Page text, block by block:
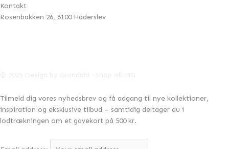
Kontakt
Rosenbakken 26, 6100 Haderslev
Tilmeld dig vores nyhedsbrev og få adgang til nye kollektioner,
inspiration og eksklusive tilbud – samtidig deltager du i
lodtrækningen om et gavekort på 500 kr.